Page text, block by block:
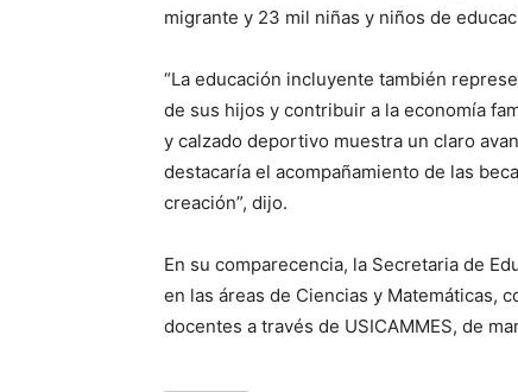
migrante y 23 mil niñas y niños de
“La educación incluyente también
de sus hijos y contribuir a la economía
y calzado deportivo muestra un claro
destacaría el acompañamiento de las
creación”, dijo.
En su comparecencia, la Secretaria de
en las áreas de Ciencias y Matemáticas,
docentes a través de USICAMMES, de